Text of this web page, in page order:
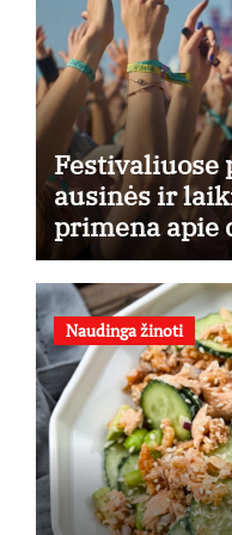
Festivaliuose
ausinės ir
primena apie
finansines
Naudinga žinoti